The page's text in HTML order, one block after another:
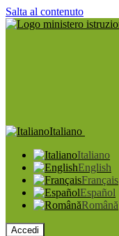
Salta al contenuto
Italiano
Italiano
English
Français
Español
Română
Accedi